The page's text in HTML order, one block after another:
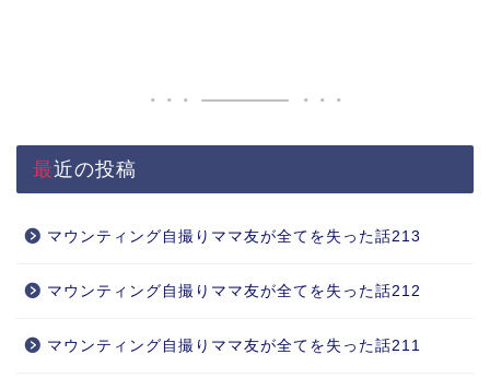
最近の投稿
マウンティング自撮りママ友が全てを失った話213
マウンティング自撮りママ友が全てを失った話212
マウンティング自撮りママ友が全てを失った話211